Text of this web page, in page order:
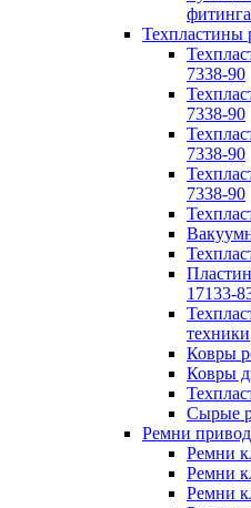
Техпластины
7338-90
7338-90
7338-90
7338-90
17133-
техники
Ковры
Ковры
Сырые
Ремни
Ремни
Ремни
Ремни